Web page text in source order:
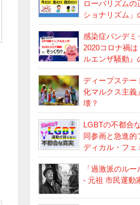
ローバリズムの
ショナリズム
感染症パンデミ
2020コロナ禍
ルエンザ騒動
ディープステ
化マルクス主義
壊？
LGBTの不都合
同参画と急進的
ディカル・フ
「過激派のル
- 元祖 市民運動